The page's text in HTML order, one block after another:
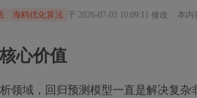
海鸥优化算法 于 2026-07-03 10:09:11 修改 · 本内
心价值
领域，回归预测模型一直是解决复